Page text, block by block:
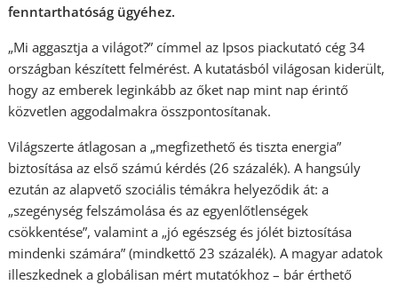
fenntarthatóság ügyéhez.
„Mi aggasztja a világot?” címmel az Ipsos piackutató cég 34
országban készített felmérést. A kutatásból világosan kiderült,
hogy az emberek leginkább az őket nap mint nap érintő
közvetlen aggodalmakra összpontosítanak.
Világszerte átlagosan a „megfizethető és tiszta energia”
biztosítása az első számú kérdés (26 százalék). A hangsúly
ezután az alapvető szociális témákra helyeződik át: a
„szegénység felszámolása és az egyenlőtlenségek
csökkentése”, valamint a „jó egészség és jólét biztosítása
mindenki számára” (mindkettő 23 százalék). A magyar adatok
illeszkednek a globálisan mért mutatókhoz – bár érthető